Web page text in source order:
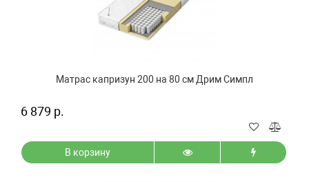
Матрас капризун 200 на 80 см Дрим Симпл
6 879 р.
В корзину